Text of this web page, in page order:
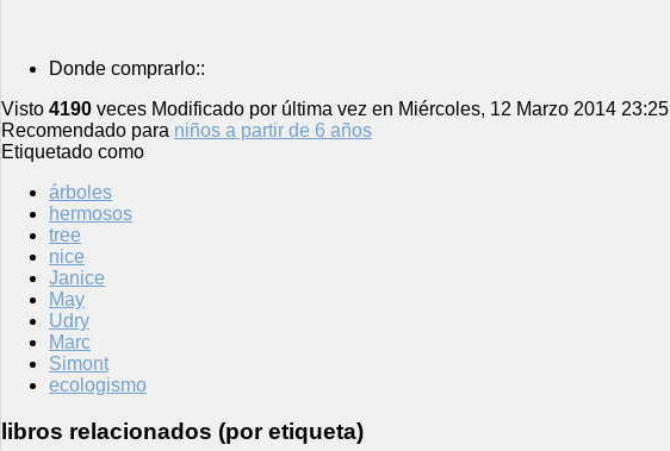
Donde comprarlo::
Visto 4190 veces Modificado por última vez en Miércoles, 12 Marzo 2014 23:25
Recomendado para niños a partir de 6 años
Etiquetado como
árboles
hermosos
tree
nice
Janice
May
Udry
Marc
Simont
ecologismo
libros relacionados (por etiqueta)